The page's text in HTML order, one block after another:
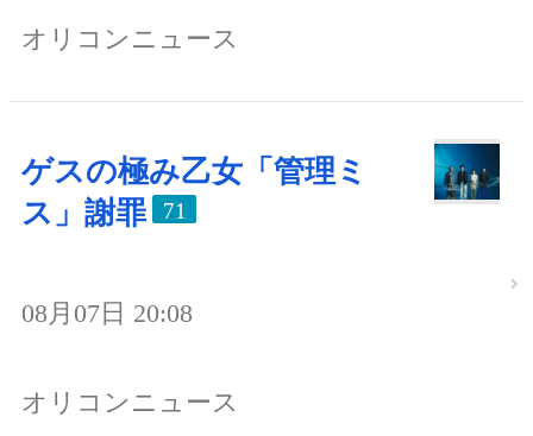
オリコンニュース
ゲスの極み乙女「管理ミ
ス」謝罪
71
08月07日 20:08
オリコンニュース